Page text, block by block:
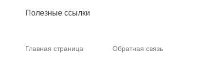
Полезные ссылки
Главная страница Обратная связь